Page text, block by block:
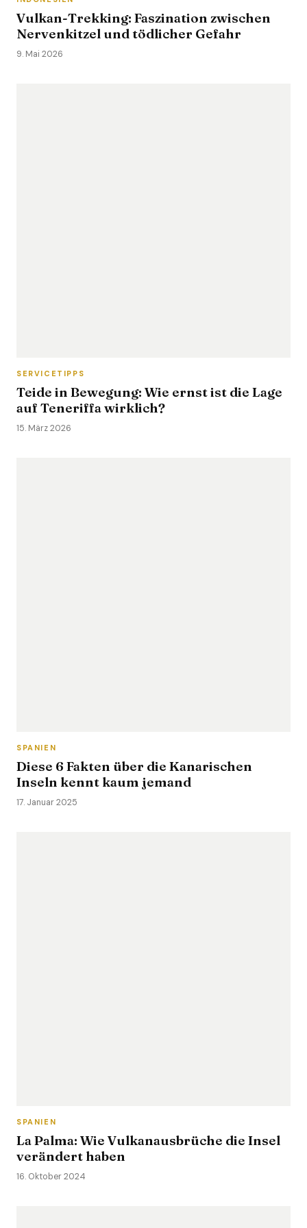
Vulkan-Trekking: Faszination zwischen
Nervenkitzel und tödlicher Gefahr
9. Mai 2026
SERVICETIPPS
Teide in Bewegung: Wie ernst ist die Lage
auf Teneriffa wirklich?
15. März 2026
SPANIEN
Diese 6 Fakten über die Kanarischen
Inseln kennt kaum jemand
17. Januar 2025
SPANIEN
La Palma: Wie Vulkanausbrüche die Insel
verändert haben
16. Oktober 2024